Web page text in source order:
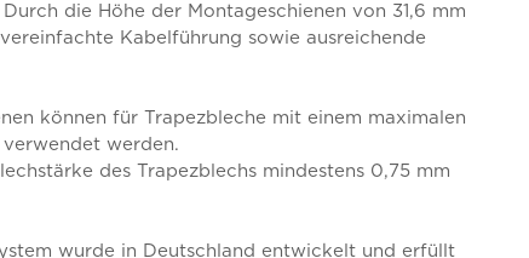
Durch die Höhe der Montageschienen von 31,6 mm
Kabelführung sowie ausreichende
können für Trapezbleche mit einem maximalen
werden.
des Trapezblechs mindestens 0,75 mm
wurde in Deutschland entwickelt und erfüllt